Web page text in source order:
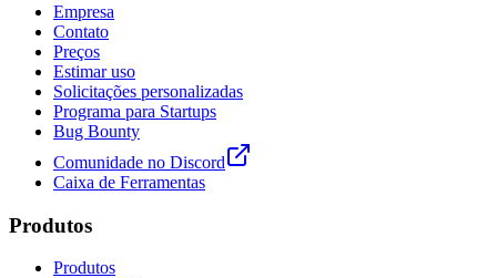
Empresa
Contato
Preços
Estimar uso
Solicitações personalizadas
Programa para Startups
Bug Bounty
Comunidade no Discord
Caixa de Ferramentas
Produtos
Produtos